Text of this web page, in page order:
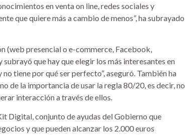
en venta on line, redes sociales y
que quiere más a cambio de menos”, ha subrayado
(web presencial o e-commerce, Facebook,
que hay que elegir los más interesantes en
tiene por qué ser perfecto”, aseguró. También ha
de la importancia de usar la regla 80/20, es decir, no
interacción a través de ellos.
Digital, conjunto de ayudas del Gobierno que
y que pueden alcanzar los 2.000 euros